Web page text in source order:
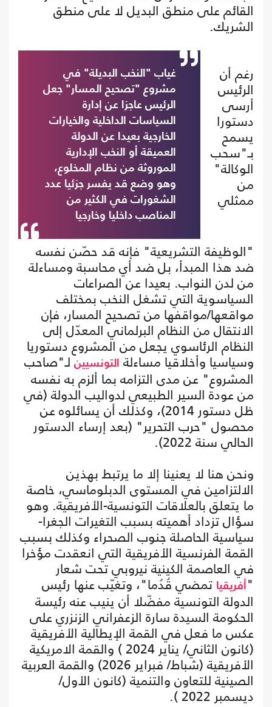
القائم على منطق البديل لا على منطق
الشريك.
غياب "النخب البديلة" في
مشروع "تصحيح المسار" جعل
الرئيس عاجزا عن إدارة
السياسات الداخلية والخيارات
الخارجية بعيدا عن الدولة
العميقة أو النخب الإدارية
الموروثة من نظام المخلوع،
وهو وضع قد يفسر جزئيا عدد
الشغورات في الكثير من
المناصب داخليا وخارجيا
رغم أن
الرئيس
أرسى
دستورا
يسمح
بـ"سحب
الوكالة"
من
ممثلي
"الوظيفة التشريعية" فإنه قد حصّن نفسه
ضد هذا المبدأ، بل ضد أي محاسبة ومساءلة
من لدن النواب. بعيدا عن الصراعات
السياسوية التي تشغل النخب بمختلف
مواقعها/مواقفها من تصحيح المسار، فإن
الانتقال من النظام البرلماني المعدّل إلى
النظام الرئاسوي يجعل من المشروع دستوريا
وسياسيا وأخلاقيا مساءلة التونسيينلـ"صاحب
المشروع" عن مدى التزامه بما ألزم به نفسه
من عودة السير الطبيعي لدواليب الدولة (في
ظل دستور 2014)، وكذلك أن يسائلوه عن
محصول "حرب التحرير" (بعد إرساء الدستور
الحالي سنة 2022).
ونحن هنا لا يعنينا إلا ما يرتبط بهذين
الالتزامين في المستوى الدبلوماسي، خاصة
ما يتعلق بالعلاقات التونسية-الأفريقية. وهو
سؤال تزداد أهميته بسبب التغيرات الجغرا-
سياسية الحاصلة جنوب الصحراء وكذلك بسبب
القمة الفرنسية الأفريقية التي انعقدت مؤخرا
في العاصمة الكينية نيروبي تحت شعار
" أفريقيا تمضي قُدُما"، وتغيّب عنها رئيس
الدولة التونسية مفضّلا أن ينيب عنه رئيسة
الحكومة السيدة سارة الزعفراني الزنزري على
عكس ما فعل في القمة الإيطالية الأفريقية
(كانون الثاني/ يناير 2024 ) والقمة الامريكية
الأفريقية (شباط/ فبراير 2026) والقمة العربية
الصينية للتعاون والتنمية (كانون الأول/
ديسمبر 2022 ).